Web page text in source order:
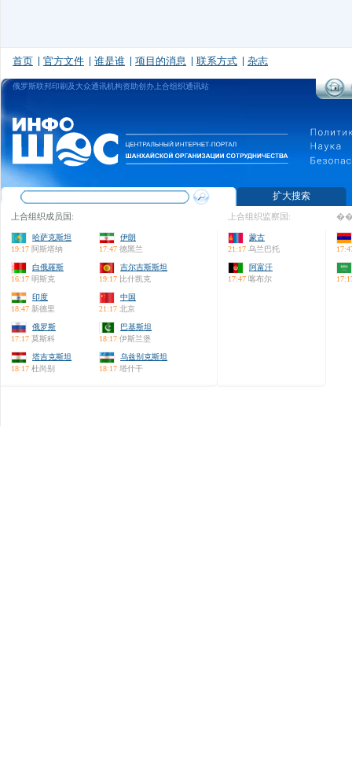
首页 官方文件 谁是谁 项目的消息 联系方式 杂志
俄罗斯联邦印刷及大众通讯机构资助创办上合组织通讯站
扩大搜索
上合组织成员国:
哈萨克斯坦
19:17 阿斯塔纳
伊朗
17:47 德黑兰
白俄羅斯
16:17 明斯克
吉尔吉斯斯坦
19:17 比什凯克
印度
18:47 新德里
中国
21:17 北京
俄罗斯
17:17 莫斯科
巴基斯坦
18:17 伊斯兰堡
塔吉克斯坦
18:17 杜尚别
乌兹别克斯坦
18:17 塔什干
上合组织监察国:
蒙古
21:17 乌兰巴托
阿富汗
17:47 喀布尔